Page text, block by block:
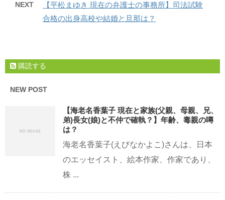
NEXT
【平松まゆき 現在の弁護士の事務所】司法試験
合格の出身高校や結婚と旦那は？
購読する
NEW POST
【海老名香葉子 現在と家族(父親、母親、兄、
弟)長女(娘)と不仲で確執？】年齢、毒親の噂
は？
海老名香葉子(えびなかよこ)さんは、日本
のエッセイスト、絵本作家、作家であり、
株 ...